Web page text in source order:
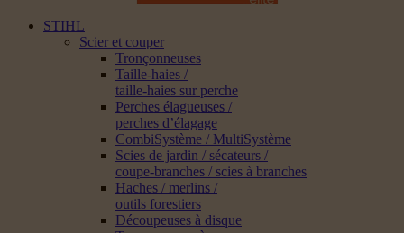
STIHL
Scier et couper
Tronçonneuses
Taille-haies /
taille-haies sur perche
Perches élagueuses /
perches d’élagage
CombiSystème / MultiSystème
Scies de jardin / sécateurs /
coupe-branches / scies à branches
Haches / merlins /
outils forestiers
Découpeuses à disque